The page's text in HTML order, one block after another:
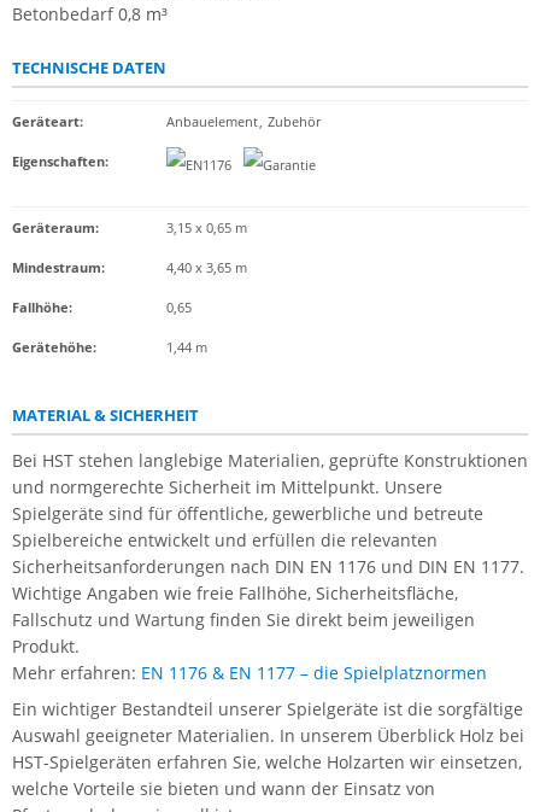
Betonbedarf 0,8 m³
TECHNISCHE DATEN
Geräteart: Anbauelement Zubehör
Eigenschaften:
Geräteraum: 3,15 x 0,65 m
Mindestraum: 4,40 x 3,65 m
Fallhöhe: 0,65
Gerätehöhe: 1,44 m
MATERIAL & SICHERHEIT
Bei HST stehen langlebige Materialien, geprüfte Konstruktionen
und normgerechte Sicherheit im Mittelpunkt. Unsere
Spielgeräte sind für öffentliche, gewerbliche und betreute
Spielbereiche entwickelt und erfüllen die relevanten
Sicherheitsanforderungen nach DIN EN 1176 und DIN EN 1177.
Wichtige Angaben wie freie Fallhöhe, Sicherheitsfläche,
Fallschutz und Wartung finden Sie direkt beim jeweiligen
Produkt.
Mehr erfahren: EN 1176 & EN 1177 – die Spielplatznormen
Ein wichtiger Bestandteil unserer Spielgeräte ist die sorgfältige
Auswahl geeigneter Materialien. In unserem Überblick Holz bei
HST-Spielgeräten erfahren Sie, welche Holzarten wir einsetzen,
welche Vorteile sie bieten und wann der Einsatz von